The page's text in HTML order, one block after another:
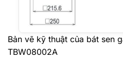
Bản vẽ kỹ thuật của bát sen
TBW08002A